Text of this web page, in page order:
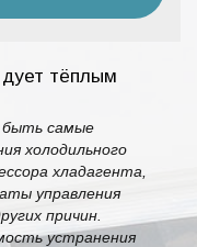
тёплым
быть самые
холодильного
хладагента,
управления
причин.
устранения